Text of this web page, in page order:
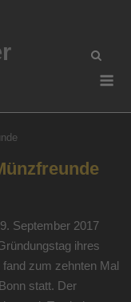
September 2017
ihres
zum zehnten Mal
statt. Der